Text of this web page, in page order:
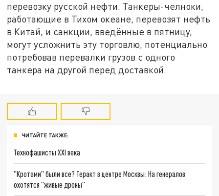
перевозку русской нефти. Танкеры-челноки,
работающие в Тихом океане, перевозят нефть
в Китай, и санкции, введённые в пятницу,
могут усложнить эту торговлю, потенциально
потребовав перевалки грузов с одного
танкера на другой перед доставкой.
ЧИТАЙТЕ ТАКЖЕ:
Технофашисты XXI века
"Кротами" были все? Теракт в центре Москвы: На генералов
охотятся "живые дроны"